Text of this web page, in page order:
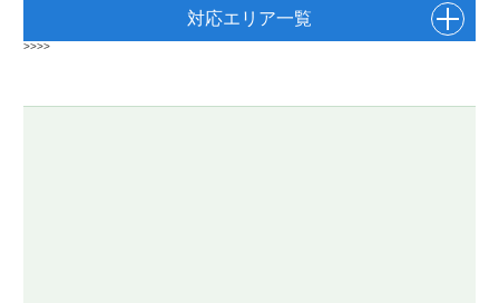
対応エリア一覧
>>>>